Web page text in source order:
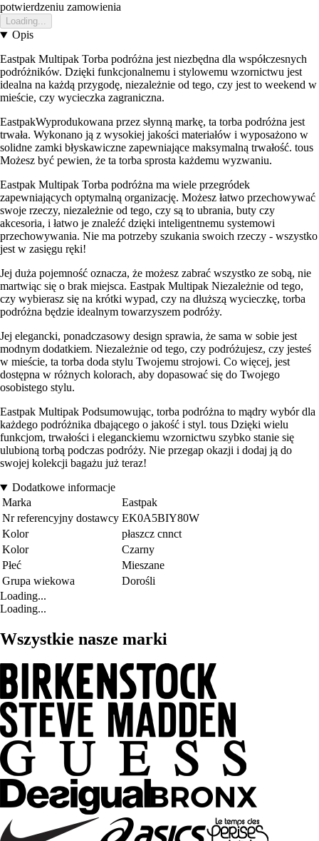
potwierdzeniu zamowienia
Loading...
Opis
Eastpak Multipak Torba podróżna jest niezbędna dla współczesnych
podróżników. Dzięki funkcjonalnemu i stylowemu wzornictwu jest
idealna na każdą przygodę, niezależnie od tego, czy jest to weekend w
mieście, czy wycieczka zagraniczna.
EastpakWyprodukowana przez słynną markę, ta torba podróżna jest
trwała. Wykonano ją z wysokiej jakości materiałów i wyposażono w
solidne zamki błyskawiczne zapewniające maksymalną trwałość. tous
Możesz być pewien, że ta torba sprosta każdemu wyzwaniu.
Eastpak Multipak Torba podróżna ma wiele przegródek
zapewniających optymalną organizację. Możesz łatwo przechowywać
swoje rzeczy, niezależnie od tego, czy są to ubrania, buty czy
akcesoria, i łatwo je znaleźć dzięki inteligentnemu systemowi
przechowywania. Nie ma potrzeby szukania swoich rzeczy - wszystko
jest w zasięgu ręki!
Jej duża pojemność oznacza, że możesz zabrać wszystko ze sobą, nie
martwiąc się o brak miejsca. Eastpak Multipak Niezależnie od tego,
czy wybierasz się na krótki wypad, czy na dłuższą wycieczkę, torba
podróżna będzie idealnym towarzyszem podróży.
Jej elegancki, ponadczasowy design sprawia, że sama w sobie jest
modnym dodatkiem. Niezależnie od tego, czy podróżujesz, czy jesteś
w mieście, ta torba doda stylu Twojemu strojowi. Co więcej, jest
dostępna w różnych kolorach, aby dopasować się do Twojego
osobistego stylu.
Eastpak Multipak Podsumowując, torba podróżna to mądry wybór dla
każdego podróżnika dbającego o jakość i styl. tous Dzięki wielu
funkcjom, trwałości i eleganckiemu wzornictwu szybko stanie się
ulubioną torbą podczas podróży. Nie przegap okazji i dodaj ją do
swojej kolekcji bagażu już teraz!
Dodatkowe informacje
Marka
Eastpak
Nr referencyjny dostawcy EK0A5BIY80W
Kolor
płaszcz cnnct
Kolor
Czarny
Płeć
Mieszane
Grupa wiekowa
Dorośli
Loading...
Loading...
Wszystkie nasze marki